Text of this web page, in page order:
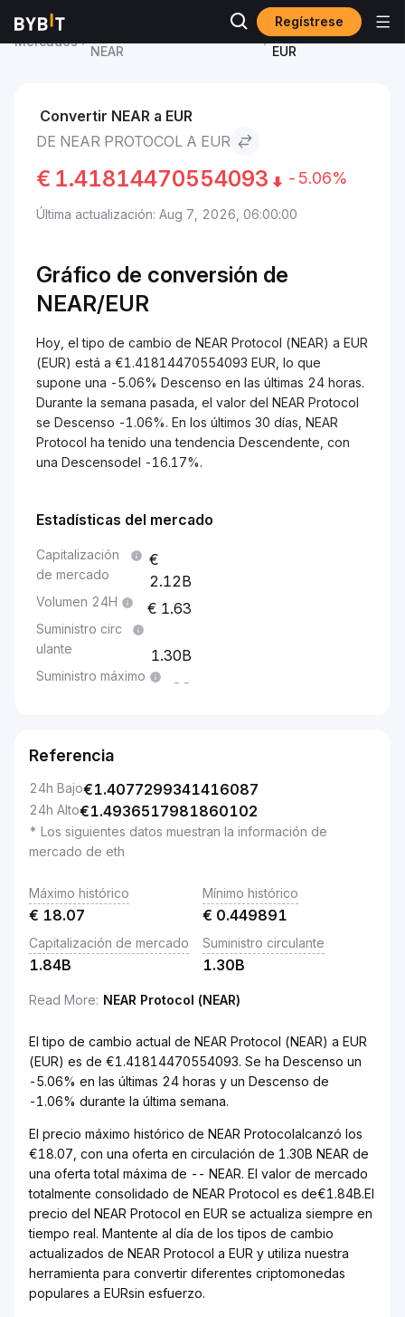
Regístrese
Mercados
Precio de NEAR Protocol
NEAR
NEAR Protocol to
EUR
Convertir NEAR a EUR
DE NEAR PROTOCOL A EUR
€ 1.41814470554093 -5.06%
Última actualización: Aug 7, 2026, 06:00:00
Gráfico de conversión de
NEAR/EUR
Hoy, el tipo de cambio de NEAR Protocol (NEAR) a EUR
(EUR) está a €1.41814470554093 EUR, lo que
supone una -5.06% Descenso en las últimas 24 horas.
Durante la semana pasada, el valor del NEAR Protocol
se Descenso -1.06%. En los últimos 30 días, NEAR
Protocol ha tenido una tendencia Descendente, con
una Descensodel -16.17%.
Estadísticas del mercado
Capitalización
de mercado
2.12B
Volumen 24H 1.63
Suministro circ
ulante
1.30B
Suministro máximo --
Referencia
24h Bajo€1.4077299341416087
24h Alto€1.4936517981860102
* Los siguientes datos muestran la información de
mercado de eth
Máximo histórico
€ 18.07
Mínimo histórico
€ 0.449891
Capitalización de mercado
1.84B
Suministro circulante
1.30B
Read More: NEAR Protocol (NEAR)
El tipo de cambio actual de NEAR Protocol (NEAR) a EUR
(EUR) es de €1.41814470554093. Se ha Descenso un
-5.06% en las últimas 24 horas y un Descenso de
-1.06% durante la última semana.
El precio máximo histórico de NEAR Protocolalcanzó los
€18.07, con una oferta en circulación de 1.30B NEAR de
una oferta total máxima de -- NEAR. El valor de mercado
totalmente consolidado de NEAR Protocol es de€1.84B.El
precio del NEAR Protocol en EUR se actualiza siempre en
tiempo real. Mantente al día de los tipos de cambio
actualizados de NEAR Protocol a EUR y utiliza nuestra
herramienta para convertir diferentes criptomonedas
populares a EURsin esfuerzo.